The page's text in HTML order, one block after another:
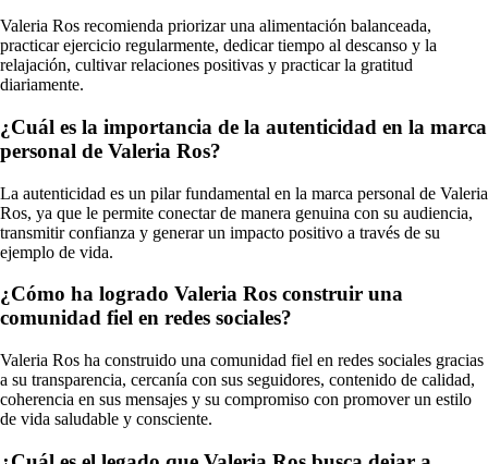
Valeria Ros recomienda priorizar una alimentación balanceada,
practicar ejercicio regularmente, dedicar tiempo al descanso y la
relajación, cultivar relaciones positivas y practicar la gratitud
diariamente.
¿Cuál es la importancia de la autenticidad en la marca
personal de Valeria Ros?
La autenticidad es un pilar fundamental en la marca personal de Valeria
Ros, ya que le permite conectar de manera genuina con su audiencia,
transmitir confianza y generar un impacto positivo a través de su
ejemplo de vida.
¿Cómo ha logrado Valeria Ros construir una
comunidad fiel en redes sociales?
Valeria Ros ha construido una comunidad fiel en redes sociales gracias
a su transparencia, cercanía con sus seguidores, contenido de calidad,
coherencia en sus mensajes y su compromiso con promover un estilo
de vida saludable y consciente.